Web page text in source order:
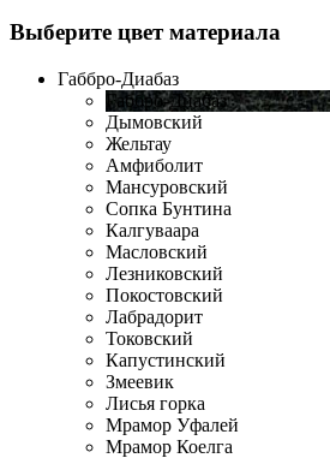
Выберите цвет материала
Габбро-Диабаз
Габбро-Диабаз
Дымовский
Жельтау
Амфиболит
Мансуровский
Сопка Бунтина
Калгуваара
Масловский
Лезниковский
Покостовский
Лабрадорит
Токовский
Капустинский
Змеевик
Лисья горка
Мрамор Уфалей
Мрамор Коелга